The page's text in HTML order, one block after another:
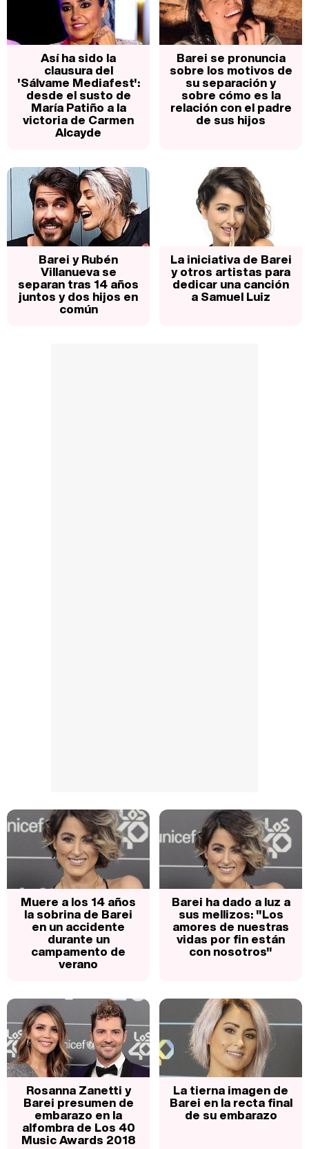
Así ha sido la
clausura del
'Sálvame Mediafest':
desde el susto de
María Patiño a la
victoria de Carmen
Alcayde
Barei se pronuncia
sobre los motivos de
su separación y
sobre cómo es la
relación con el padre
de sus hijos
Barei y Rubén
Villanueva se
separan tras 14 años
juntos y dos hijos en
común
La iniciativa de Barei
y otros artistas para
dedicar una canción
a Samuel Luiz
Muere a los 14 años
la sobrina de Barei
en un accidente
durante un
campamento de
verano
Barei ha dado a luz a
sus mellizos: "Los
amores de nuestras
vidas por fin están
con nosotros"
Rosanna Zanetti y
Barei presumen de
embarazo en la
alfombra de Los 40
Music Awards 2018
La tierna imagen de
Barei en la recta final
de su embarazo